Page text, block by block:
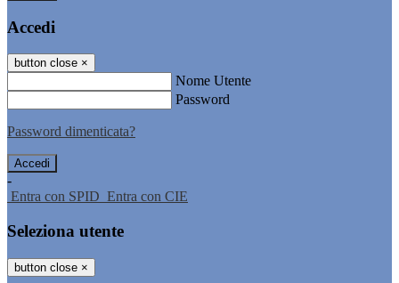
Accedi
button close ×
Nome Utente
Password
Password dimenticata?
-
Entra con SPID Entra con CIE
Seleziona utente
button close ×